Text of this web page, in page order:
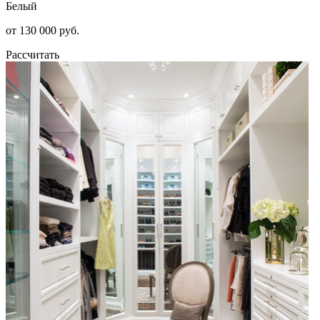
Белый
от 130 000 руб.
Рассчитать